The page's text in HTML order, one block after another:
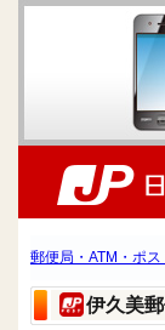
郵便局・ATM・ポ
伊久美